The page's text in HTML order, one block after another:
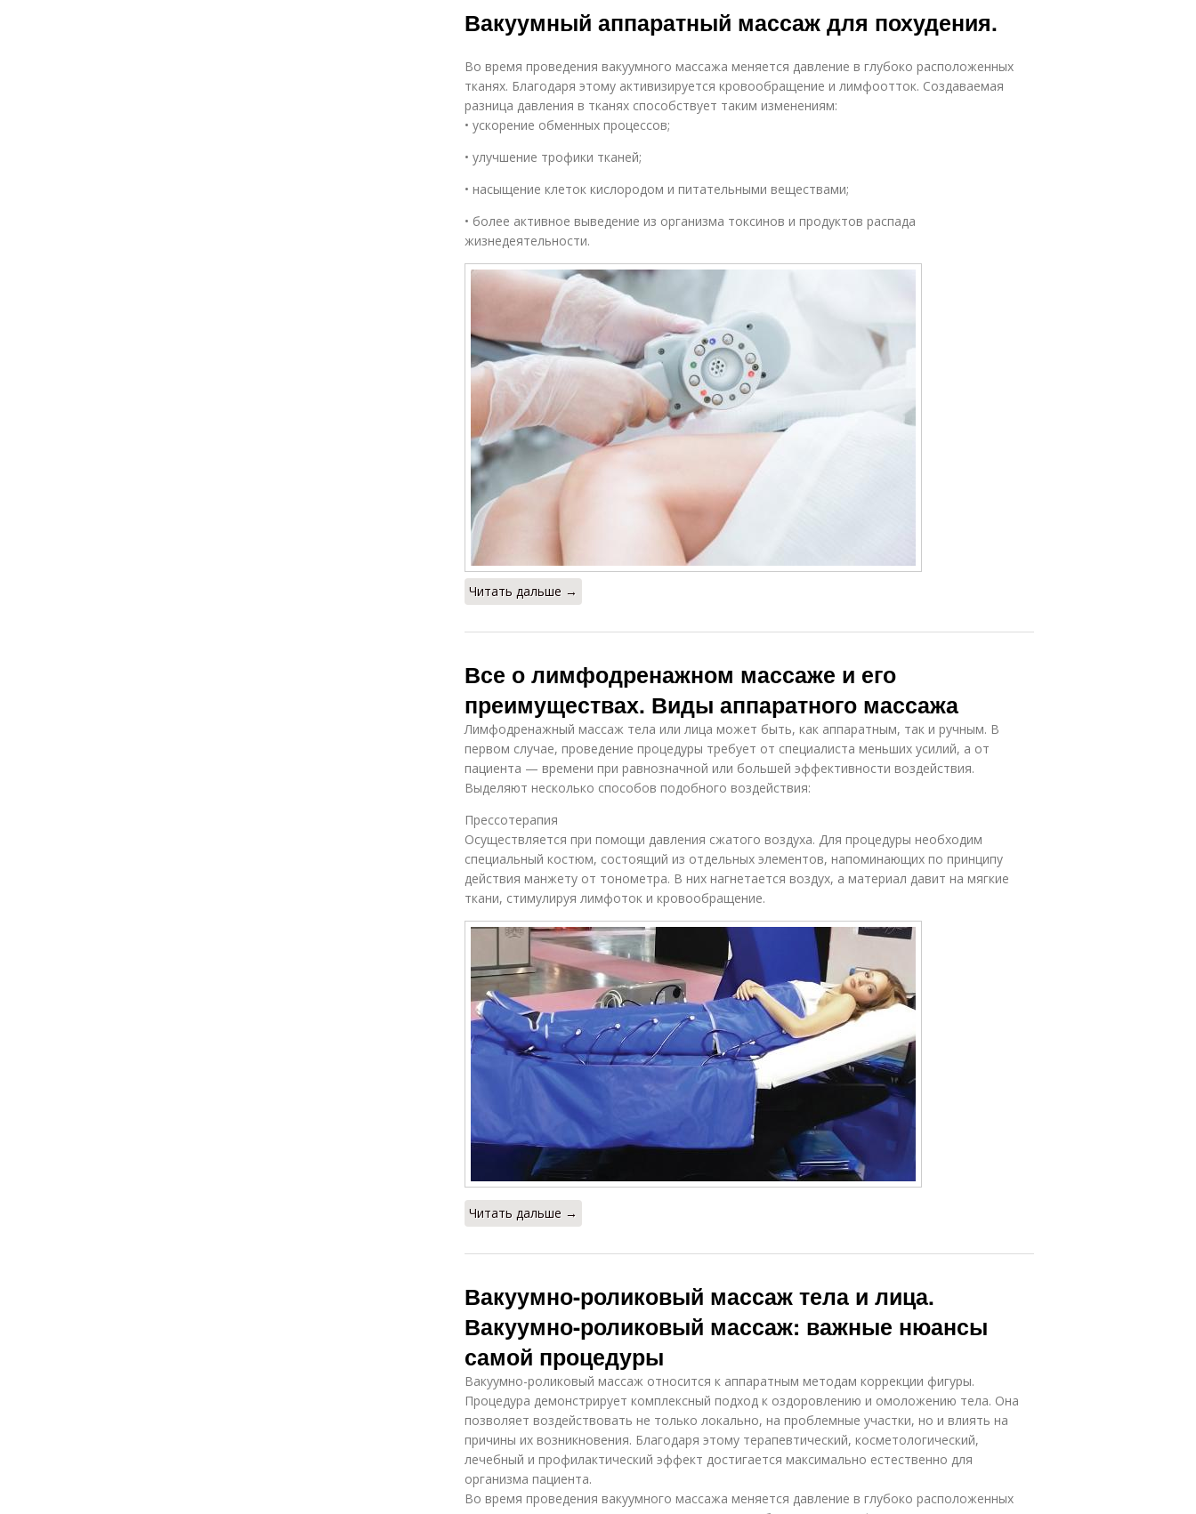
Вакуумный аппаратный массаж для похудения.
Во время проведения вакуумного массажа меняется давление в глубоко расположенных
тканях. Благодаря этому активизируется кровообращение и лимфоотток. Создаваемая
разница давления в тканях способствует таким изменениям:
• ускорение обменных процессов;
• улучшение трофики тканей;
• насыщение клеток кислородом и питательными веществами;
• более активное выведение из организма токсинов и продуктов распада
жизнедеятельности.
Читать дальше →
Все о лимфодренажном массаже и его
преимуществах. Виды аппаратного массажа
Лимфодренажный массаж тела или лица может быть, как аппаратным, так и ручным. В
первом случае, проведение процедуры требует от специалиста меньших усилий, а от
пациента — времени при равнозначной или большей эффективности воздействия.
Выделяют несколько способов подобного воздействия:
Прессотерапия
Осуществляется при помощи давления сжатого воздуха. Для процедуры необходим
специальный костюм, состоящий из отдельных элементов, напоминающих по принципу
действия манжету от тонометра. В них нагнетается воздух, а материал давит на мягкие
ткани, стимулируя лимфоток и кровообращение.
Читать дальше →
Вакуумно-роликовый массаж тела и лица.
Вакуумно-роликовый массаж: важные нюансы
самой процедуры
Вакуумно-роликовый массаж относится к аппаратным методам коррекции фигуры.
Процедура демонстрирует комплексный подход к оздоровлению и омоложению тела. Она
позволяет воздействовать не только локально, на проблемные участки, но и влиять на
причины их возникновения. Благодаря этому терапевтический, косметологический,
лечебный и профилактический эффект достигается максимально естественно для
организма пациента.
Во время проведения вакуумного массажа меняется давление в глубоко расположенных